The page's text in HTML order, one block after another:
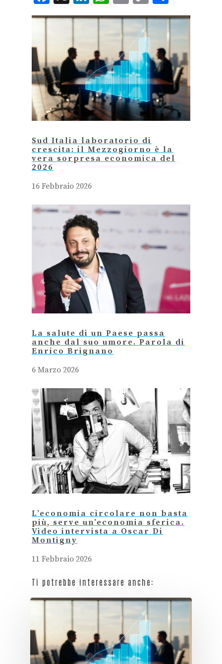
Link
Sud Italia laboratorio di
crescita: il Mezzogiorno è la
vera sorpresa economica del
2026
16 Febbraio 2026
La salute di un Paese passa
anche dal suo umore. Parola di
Enrico Brignano
6 Marzo 2026
L’economia circolare non basta
più, serve un’economia sferica.
Video intervista a Oscar Di
Montigny
11 Febbraio 2026
Ti potrebbe interessare anche: